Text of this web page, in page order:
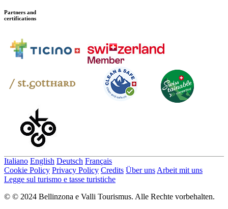
Partners and
certifications
Italiano English Deutsch Français
Cookie Policy Privacy Policy Credits Über uns Arbeit mit uns
Legge sul turismo e tasse turistiche
© © 2024 Bellinzona e Valli Tourismus. Alle Rechte vorbehalten.